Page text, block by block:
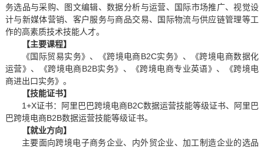
务选品与采购、图文编辑、数据分析与运营、国际市场推广、视觉设
计与新媒体营销、客户服务与商品交易、国际物流与供应链管理等工
作的高素质技术技能人才。
【主要课程】
《国际贸易实务》、《跨境电商B2C实务》、《跨境电商数据化
运营》、《跨境电商B2B实务》、《跨境电商专业英语》、《跨境电
商进出口实务》。
【技能证书】
1+X证书：阿里巴巴跨境电商B2C数据运营技能等级证书、阿里巴
巴跨境电商B2B数据运营技能等级证书。
【就业方向】
主要面向跨境电子商务企业、内外贸企业、加工制造企业的选品